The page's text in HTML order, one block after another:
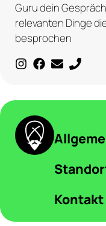
Guru dein
relevanten Dinge
besprochen
Kontakt